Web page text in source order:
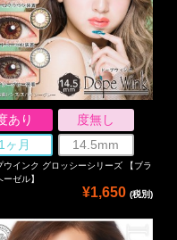
あり
度無し
1ヶ月
14.5mm
ウインク グロッシーシリーズ 【ブラ
ーゼル】
¥1,650 (税別)